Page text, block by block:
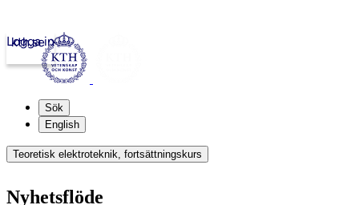
kth.se
Logga in
Sök
English
Teoretisk elektroteknik, fortsättningskurs
Nyhetsflöde